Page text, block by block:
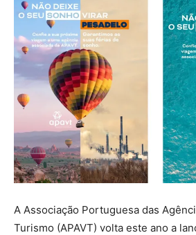
A Associação Portuguesa das
Turismo (APAVT) volta este ano a